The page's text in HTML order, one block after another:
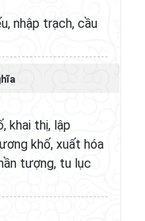
nhập trạch, cầu
khai thị, lập
khố, xuất hóa
tượng, tu lục